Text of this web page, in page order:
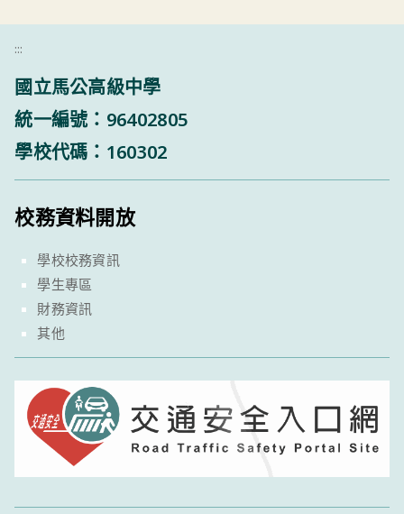
:::
國立馬公高級中學
統一編號：96402805
學校代碼：160302
校務資料開放
學校校務資訊
學生專區
財務資訊
其他